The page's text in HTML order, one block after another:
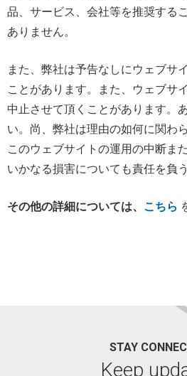
品、サービス、会社等を推奨する
ありません。
また、弊社は予告なしにウェブサ
ことがあります。また、ウェブサ
中止させて頂くことがあります。
い。尚、弊社は理由の如何に関わ
このウェブサイトの運用の中断ま
いかなる損害についても責任を負
その他の詳細については、 こちら
STAY
Keep